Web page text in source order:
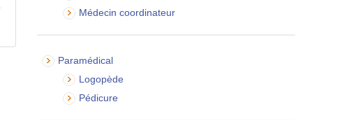
Médecin coordinateur
Paramédical
Logopède
Pédicure